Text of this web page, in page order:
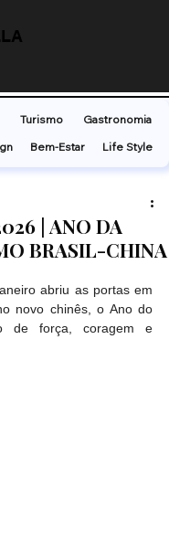
| ANO DA
BRASIL-CHINA
abriu as portas em
novo chinês, o Ano do
de força, coragem e
Turismo
Gastronomia
Bem-Estar Life Style